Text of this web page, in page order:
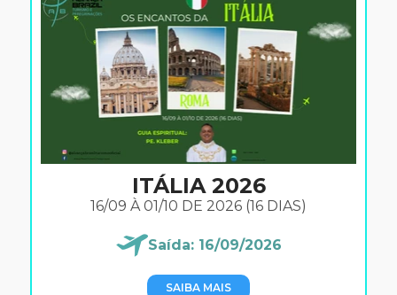
ITÁLIA 2026
16/09 À 01/10 DE 2026 (16 DIAS)
Saída: 16/09/2026
SAIBA MAIS